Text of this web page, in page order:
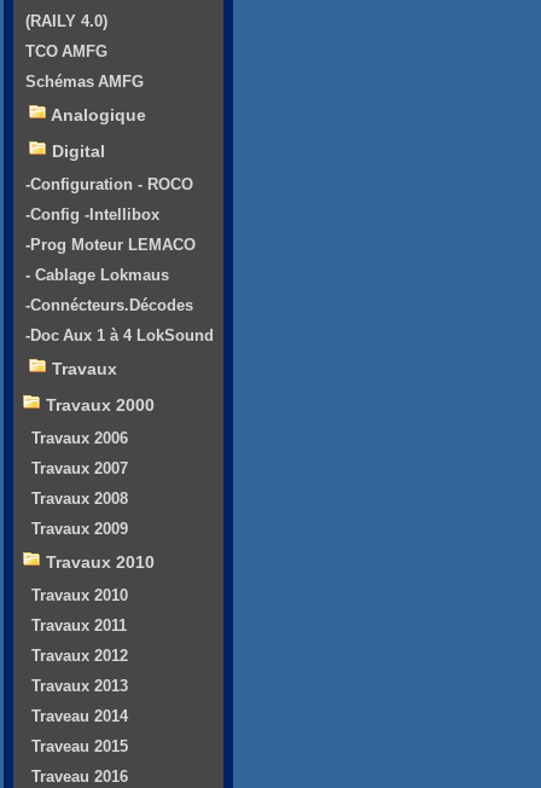
(RAILY 4.0)
TCO AMFG
Schémas AMFG
Analogique
Digital
-Configuration - ROCO
-Config -Intellibox
-Prog Moteur LEMACO
- Cablage Lokmaus
-Connécteurs.Décodes
-Doc Aux 1 à 4 LokSound
Travaux
Travaux 2000
Travaux 2006
Travaux 2007
Travaux 2008
Travaux 2009
Travaux 2010
Travaux 2010
Travaux 2011
Travaux 2012
Travaux 2013
Traveau 2014
Traveau 2015
Traveau 2016